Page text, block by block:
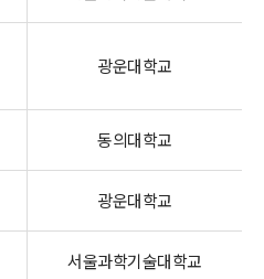
광운대학교
동의대학교
광운대학교
서울과학기술대학교